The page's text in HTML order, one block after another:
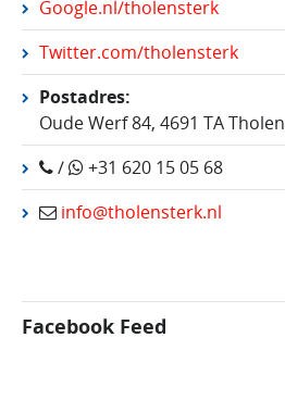
Google.nl/tholensterk
Twitter.com/tholensterk
Postadres:
Oude Werf 84, 4691 TA Tholen
/
+31 620 15 05 68
info@tholensterk.nl
Facebook Feed